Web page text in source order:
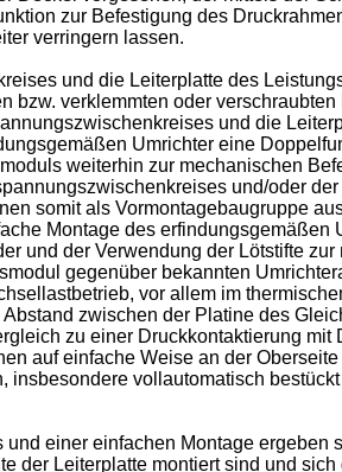
zur Befestigung des
verringern lassen.
und die Leiterplatte des
bzw. verklemmten oder
und die
Umrichter eine
weiterhin zur mechanischen
und/oder
somit als Vormontagebaugruppe
Montage des
und der Verwendung der Lötstifte
gegenüber bekannten
vor allem im
zwischen der Platine des
zu einer Druckkontaktierung
auf einfache Weise an der
vollautomatisch
einer einfachen Montage
der Leiterplatte montiert sind und